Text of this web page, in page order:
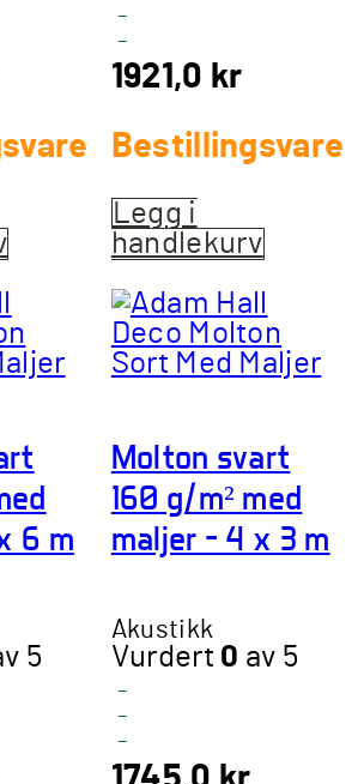
-
-
1921,0 kr
Bestillingsvare
Legg i
handlekurv
6 m
5
Molton svart
160 g/m² med
maljer – 4 x 3 m
Akustikk
Vurdert 0 av 5
-
-
-